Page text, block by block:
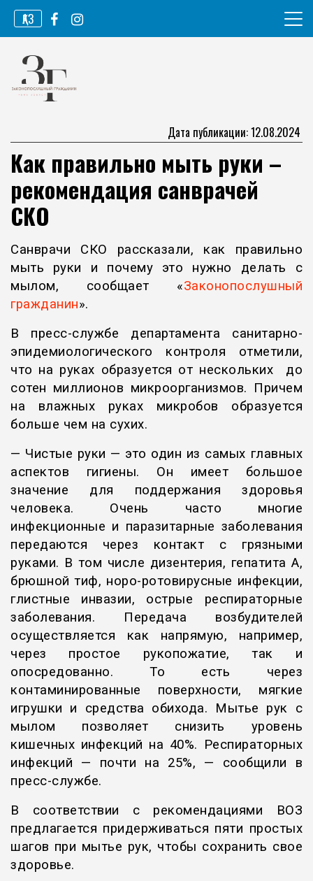
Перейти
содержимому
ҚАЗ
Законопослушный гражданин
Дата публикации: 12.08.2024
Как правильно мыть руки –
рекомендация санврачей
СКО
Санврачи СКО рассказали, как правильно
мыть руки и почему это нужно делать с
мылом, сообщает «Законопослушный
гражданин».
В пресс-службе департамента санитарно-
эпидемиологического контроля отметили,
что на руках образуется от нескольких до
сотен миллионов микроорганизмов. Причем
на влажных руках микробов образуется
больше чем на сухих.
— Чистые руки — это один из самых главных
аспектов гигиены. Он имеет большое
значение для поддержания здоровья
человека. Очень часто многие
инфекционные и паразитарные заболевания
передаются через контакт с грязными
руками. В том числе дизентерия, гепатита А,
брюшной тиф, норо-ротовирусные инфекции,
глистные инвазии, острые респираторные
заболевания. Передача возбудителей
осуществляется как напрямую, например,
через простое рукопожатие, так и
опосредованно. То есть через
контаминированные поверхности, мягкие
игрушки и средства обихода. Мытье рук с
мылом позволяет снизить уровень
кишечных инфекций на 40%. Респираторных
инфекций — почти на 25%, — сообщили в
пресс-службе.
В соответствии с рекомендациями ВОЗ
предлагается придерживаться пяти простых
шагов при мытье рук, чтобы сохранить свое
здоровье.